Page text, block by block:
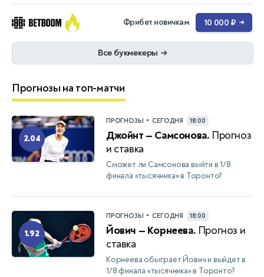
Фрибет новичкам 10 000 ₽ →
Все букмекеры →
Прогнозы на топ-матчи
2.04
ПРОГНОЗЫ • СЕГОДНЯ 18:00
Джойнт — Самсонова. Прогноз
и ставка
Сможет ли Самсонова выйти в 1/8
финала «тысячника» в Торонто?
1.92
ПРОГНОЗЫ • СЕГОДНЯ 18:00
Йович — Корнеева. Прогноз и
ставка
Корнеева обыграет Йович и выйдет в
1/8 финала «тысячника» в Торонто?